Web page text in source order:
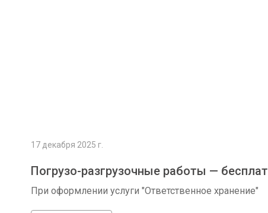
17 декабря 2025 г.
Погрузо-разгрузочные работы —
При оформлении услуги "Ответственное хранение"